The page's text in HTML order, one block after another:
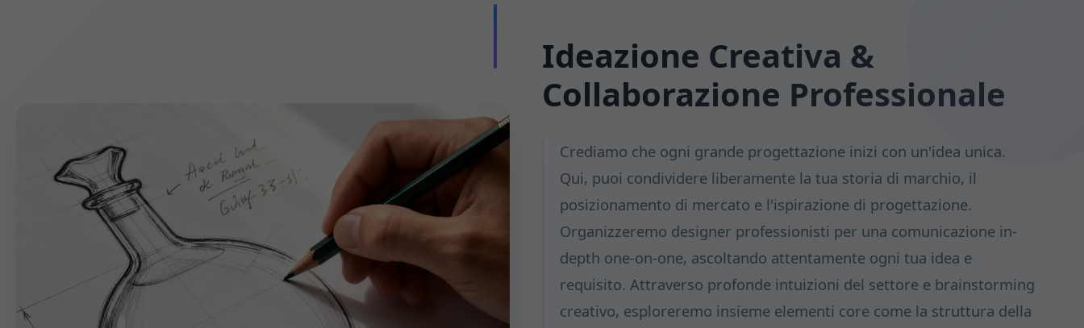
Ideazione Creativa &
Collaborazione Professionale
Crediamo che ogni grande progettazione inizi con un'idea unica.
Qui, puoi condividere liberamente la tua storia di marchio, il
posizionamento di mercato e l'ispirazione di progettazione.
Organizzeremo designer professionisti per una comunicazione in-
depth one-on-one, ascoltando attentamente ogni tua idea e
requisito. Attraverso profonde intuizioni del settore e brainstorming
creativo, esploreremo insieme elementi core come la struttura della